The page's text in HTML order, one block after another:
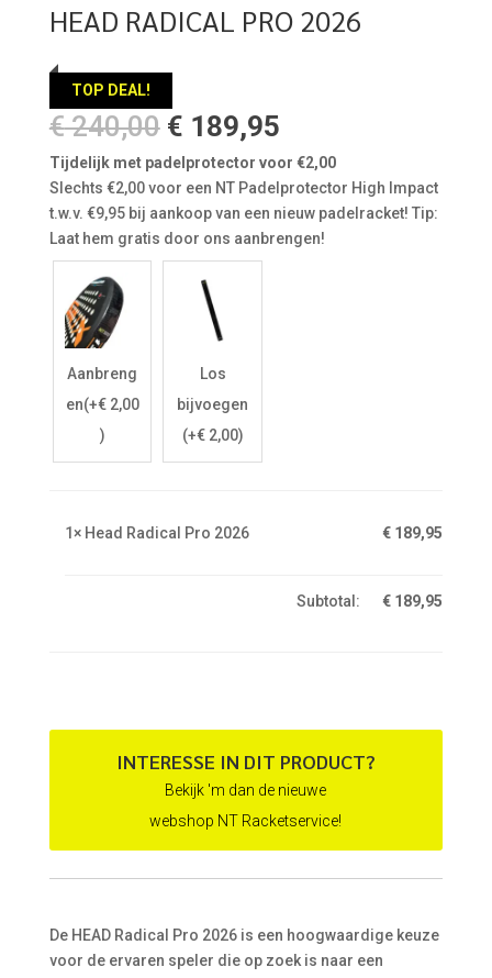
HEAD RADICAL PRO 2026
TOP DEAL!
€240,00 Oorspronkelijke
prijs
was:
€ 240,00.
€ 189,95Huidige
prijs
is:
€ 189,95.
Tijdelijk met padelprotector voor €2,00
Slechts €2,00 voor een NT Padelprotector High Impact
t.w.v. €9,95 bij aankoop van een nieuw padelracket! Tip:
Laat hem gratis door ons aanbrengen!
Aanbreng
en(+€2,00
)
Los
bijvoegen
(+€2,00)
1×Head Radical Pro 2026 € 189,95
Subtotal: € 189,95
INTERESSE IN DIT PRODUCT?
Bekijk 'm dan de nieuwe
webshop NT Racketservice!
De HEAD Radical Pro 2026 is een hoogwaardige keuze
voor de ervaren speler die op zoek is naar een